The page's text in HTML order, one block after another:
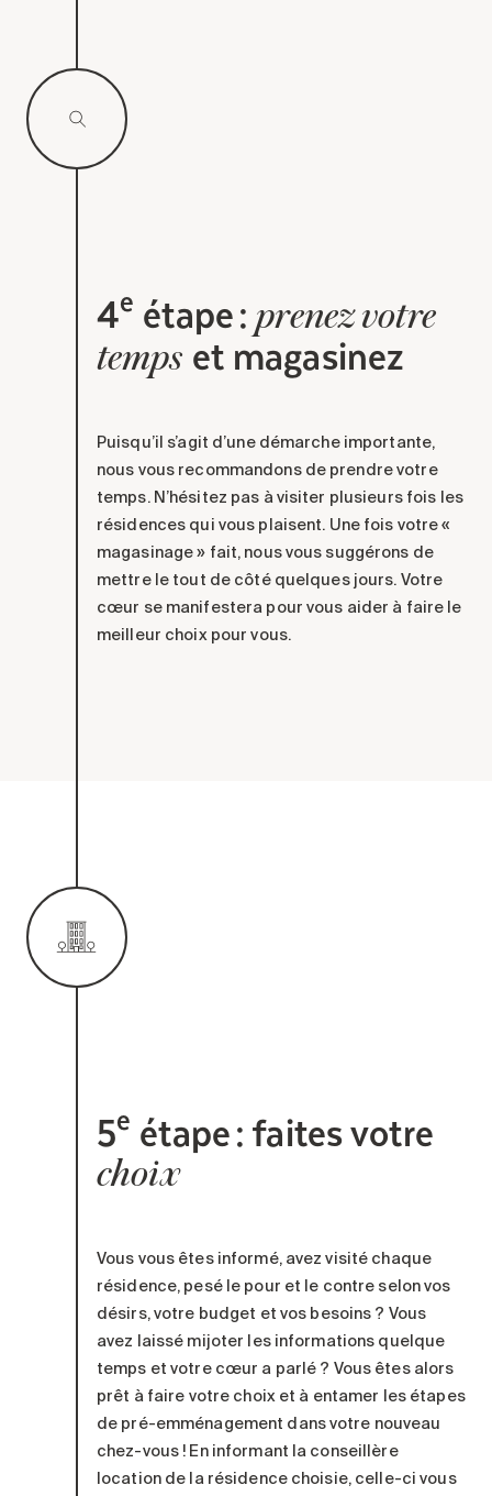
4e étape :prenez votre
temps et magasinez
Puisqu’il s’agit d’une démarche importante,
nous vous recommandons de prendre votre
temps. N’hésitez pas à visiter plusieurs fois les
résidences qui vous plaisent. Une fois votre «
magasinage » fait, nous vous suggérons de
mettrele tout de côtéquelques jours. Votre
cœur se manifestera pour vous aider à faire le
meilleur choix pour vous.
5e étape : faites votre
choix
Vous vous êtes informé, avez visité chaque
résidence, pesé le pour et le contre selon vos
désirs, votre budget et vos besoins ? Vous
avez laissé mijoter les informations quelque
temps et votre cœur a parlé ? Vous êtes alors
prêt à faire votre choix et à entamer les étapes
d e pré-emménagement dans votre nouveau
chez-vous ! En informant la conseillère
ocation de la résidence choisie, celle-ci vous